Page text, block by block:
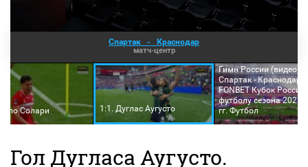
Спартак - Краснодар
матч-центр
Солари 1:1. Дуглас Аугусто
Гимн России (видео).
Спартак - Краснодар.
FONBET Кубок России
футболу сезона 2025-
гг. Футбол
Гол Дугласа Аугусто.